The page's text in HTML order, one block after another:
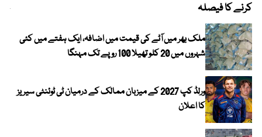
کرنے کا فیصلہ
ملک بھر میں آٹے کی قیمت میں اضافہ، ایک ہفتے میں کئی
شہروں میں 20 کلو تھیلا 100 روپے تک مہنگا
ورلڈ کپ 2027 کے میزبان ممالک کے درمیان ٹی ٹوئنٹی سیریز
کا اعلان